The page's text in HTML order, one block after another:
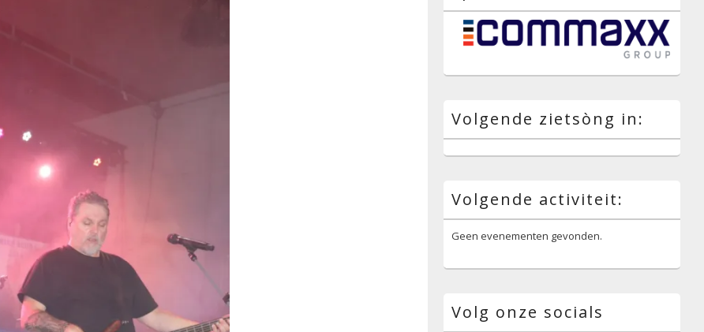
Volgende zietsòng in:
Volgende activiteit:
Geen evenementen gevonden.
Volg onze socials